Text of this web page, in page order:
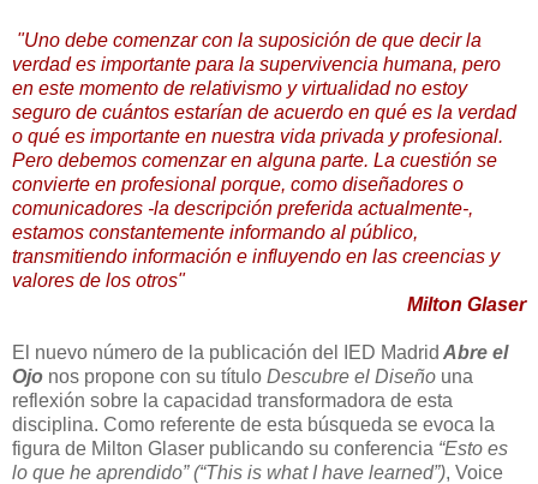
"Uno debe comenzar con la suposición de que decir la
verdad es importante para la supervivencia humana, pero
en este momento de relativismo y virtualidad no estoy
seguro de cuántos estarían de acuerdo en qué es la verdad
o qué es importante en nuestra vida privada y profesional.
Pero debemos comenzar en alguna parte. La cuestión se
convierte en profesional porque, como diseñadores o
comunicadores -la descripción preferida actualmente-,
estamos constantemente informando al público,
transmitiendo información e influyendo en las creencias y
valores de los otros"
Milton Glaser
El nuevo número de la publicación del IED Madrid Abre el
Ojo nos propone con su título Descubre el Diseño una
reflexión sobre la capacidad transformadora de esta
disciplina. Como referente de esta búsqueda se evoca la
figura de Milton Glaser publicando su conferencia “Esto es
lo que he aprendido” (“This is what I have learned”), Voice